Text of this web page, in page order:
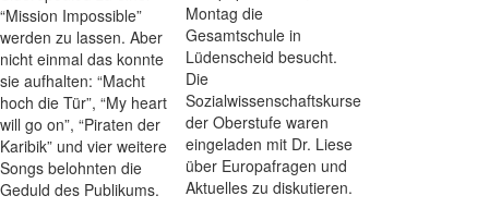
“Mission Impossible”
werden zu lassen. Aber
nicht einmal das konnte
sie aufhalten: “Macht
hoch die Tür”, “My heart
will go on”, “Piraten der
Karibik” und vier weitere
Songs belohnten die
Geduld des Publikums.
Montag die
Gesamtschule in
Lüdenscheid besucht.
Die
Sozialwissenschaftskurse
der Oberstufe waren
eingeladen mit Dr. Liese
über Europafragen und
Aktuelles zu diskutieren.